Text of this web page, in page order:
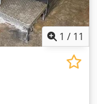
1 / 11